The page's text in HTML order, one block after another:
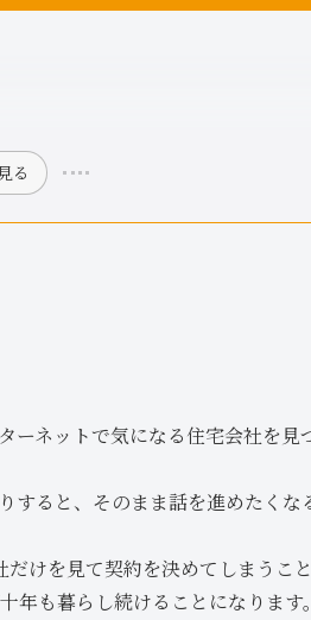
る
ネットで気になる住宅会社を見
すると、そのまま話を進めたくな
けを見て契約を決めてしまうこと
も暮らし続けることになります。